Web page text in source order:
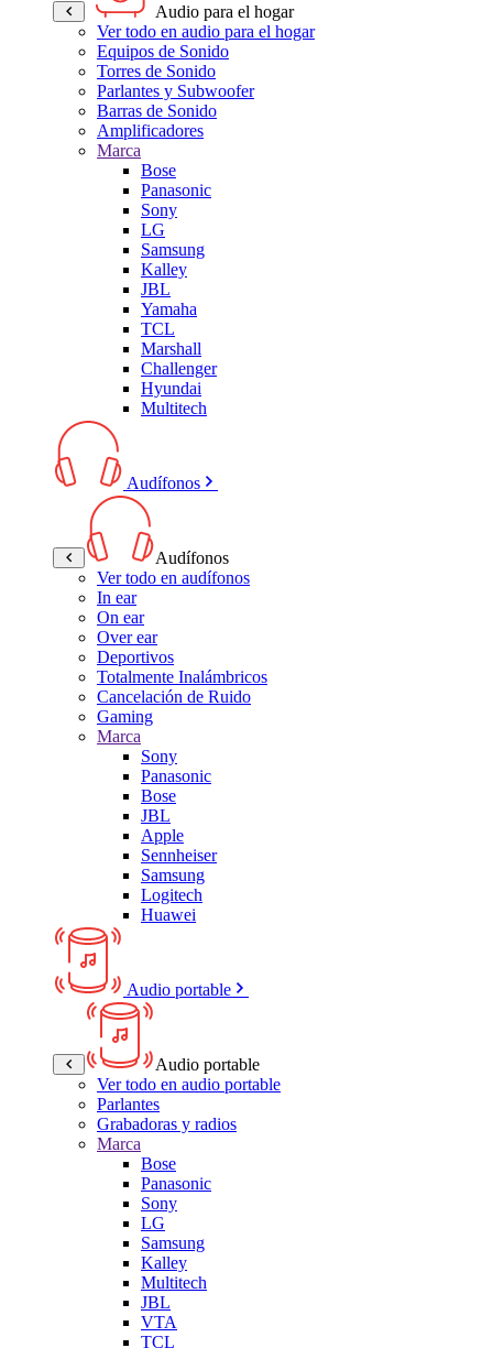
Audio para el hogar
Ver todo en audio para el hogar
Equipos de Sonido
Torres de Sonido
Parlantes y Subwoofer
Barras de Sonido
Amplificadores
Marca
Bose
Panasonic
Sony
LG
Samsung
Kalley
JBL
Yamaha
TCL
Marshall
Challenger
Hyundai
Multitech
Audífonos
Audífonos
Ver todo en audífonos
In ear
On ear
Over ear
Deportivos
Totalmente Inalámbricos
Cancelación de Ruido
Gaming
Marca
Sony
Panasonic
Bose
JBL
Apple
Sennheiser
Samsung
Logitech
Huawei
Audio portable
Audio portable
Ver todo en audio portable
Parlantes
Grabadoras y radios
Marca
Bose
Panasonic
Sony
LG
Samsung
Kalley
Multitech
JBL
VTA
TCL